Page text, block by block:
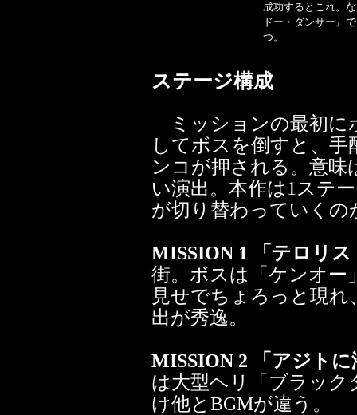
成功するとこれ。
ドー・ダンサー』
つ。
ステージ構成
ミッションの最初に
してボスを倒すと、
ンコが押される。意
い演出。本作は1ステ
が切り替わっていくの
MISSION 1 「テロリ
街。ボスは「ケンオー
見せでちょろっと現
出が秀逸。
MISSION 2 「アジト
は大型ヘリ「ブラッ
け他とBGMが違う。